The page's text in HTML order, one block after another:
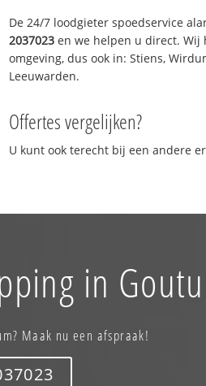
De 24/7 loodgieter spoedservice
2037023 en we helpen u direct. Wij
omgeving, dus ook in: Stiens,
Leeuwarden.
Offertes vergelijken?
U kunt ook terecht bij een andere
in
Maak nu een afspraak!